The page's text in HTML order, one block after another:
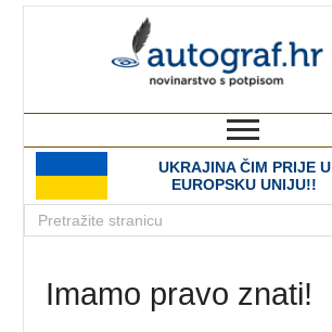
UKRAJINA ČIM PRIJE U
EUROPSKU UNIJU!!
Imamo pravo znati!